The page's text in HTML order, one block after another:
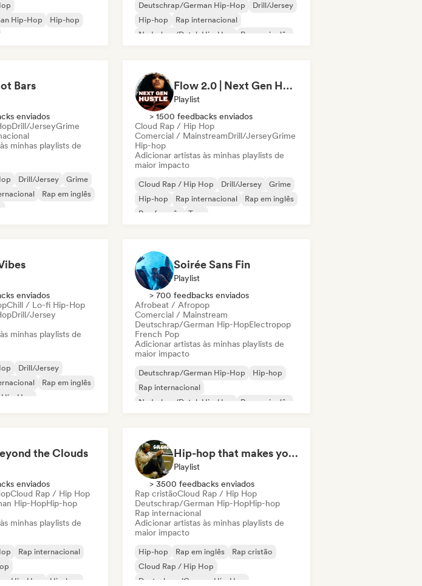
Hip-Hop
Hip-hop
Deutschrap/German Hip-Hop
Drill/Jersey
Hip-hop
Rap internacional
Nederhop/Dutch Hip-Hop
Rap em inglês
Bars
enviados
Drill/JerseyGrime
minhas playlists de
Drill/Jersey
Grime
Rap em inglês
Flow 2.0 | Next Gen Hustle
Playlist
> 1500 feedbacks enviados
Cloud Rap / Hip Hop
Comercial / MainstreamDrill/JerseyGrime
Hip-hop
Adicionar artistas às minhas playlists de
maior impacto
Cloud Rap / Hip Hop Drill/Jersey
Grime
Hip-hop
Rap internacional
Rap em inglês
Rap francês
Trap
enviados
Chill / Lo-fi Hip-Hop
Drill/Jersey
minhas playlists de
Drill/Jersey
Rap em inglês
Hop
Soirée Sans Fin
Playlist
> 700 feedbacks enviados
Afrobeat / Afropop
Comercial / Mainstream
Deutschrap/German Hip-HopElectropop
French Pop
Adicionar artistas às minhas playlists de
maior impacto
Deutschrap/German Hip-Hop
Hip-hop
Rap internacional
Nederhop/Dutch Hip-Hop
Rap em inglês
the Clouds
enviados
Cloud Rap / Hip Hop
Hip-HopHip-hop
minhas playlists de
Rap internacional
Hip-Hop
Hip-hop
Hip-hop that makes you nod in silence
Playlist
> 3500 feedbacks enviados
Rap cristãoCloud Rap / Hip Hop
Deutschrap/German Hip-HopHip-hop
Rap internacional
Adicionar artistas às minhas playlists de
maior impacto
Hip-hop Rap em inglês
Rap cristão
Cloud Rap / Hip Hop
Deutschrap/German Hip-Hop